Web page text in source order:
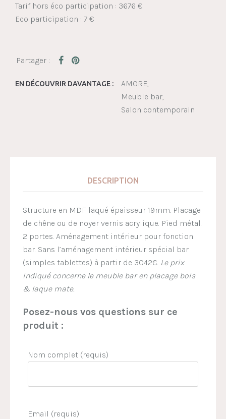
Tarif hors éco participation : 3676 €
Eco participation : 7 €
EN DÉCOUVRIR DAVANTAGE :
AMORE
Meuble bar
Salon contemporain
DESCRIPTION
Structure en MDF laqué épaisseur 19mm. Placage
de chêne ou de noyer vernis acrylique. Pied métal.
2 portes. Aménagement intérieur pour fonction
bar. Sans l’aménagement intérieur spécial bar
(simples tablettes) à partir de 3042€. Le prix
indiqué concerne le meuble bar en placage bois
& laque mate.
Posez-nous vos questions sur ce
produit :
Nom complet (requis)
Email (requis)